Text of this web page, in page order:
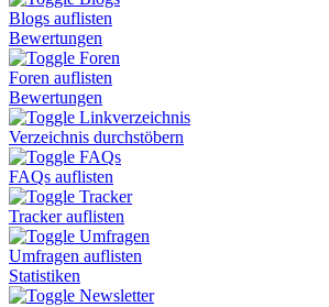
Blogs auflisten
Bewertungen
Foren
Foren auflisten
Bewertungen
Linkverzeichnis
Verzeichnis durchstöbern
FAQs
FAQs auflisten
Tracker
Tracker auflisten
Umfragen
Umfragen auflisten
Statistiken
Newsletter